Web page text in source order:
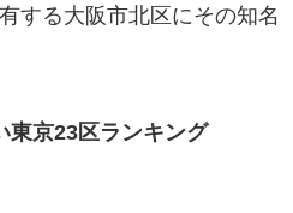
する大阪市北区にその知名
東京23区ランキング